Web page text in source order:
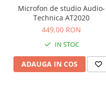
Microfon de studio Audio-
Technica AT2020
449,00 RON
IN STOC
ADAUGA IN COS